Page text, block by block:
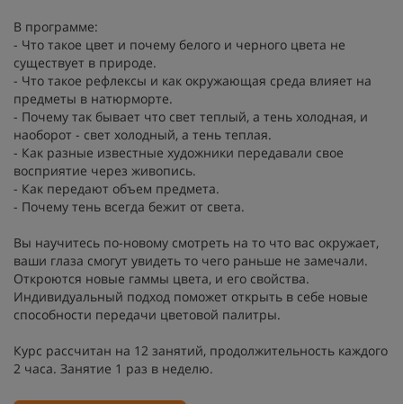
В программе:
- Что такое цвет и почему белого и черного цвета не
существует в природе.
- Что такое рефлексы и как окружающая среда влияет на
предметы в натюрморте.
- Почему так бывает что свет теплый, а тень холодная, и
наоборот - свет холодный, а тень теплая.
- Как разные известные художники передавали свое
восприятие через живопись.
- Как передают объем предмета.
- Почему тень всегда бежит от света.
Вы научитесь по-новому смотреть на то что вас окружает,
ваши глаза смогут увидеть то чего раньше не замечали.
Откроются новые гаммы цвета, и его свойства.
Индивидуальный подход поможет открыть в себе новые
способности передачи цветовой палитры.
Курс рассчитан на 12 занятий, продолжительность каждого
2 часа. Занятие 1 раз в неделю.